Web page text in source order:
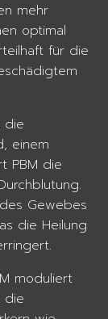
mehr
optimal
für die
die
einem
PBM die
Gewebes
die Heilung
moduliert
die